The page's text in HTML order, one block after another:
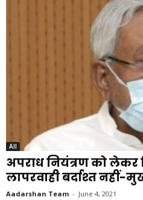
All
अपराध नियंत्रण को लेकर
लापरवाही बर्दाश्त नहीं-
Aadarshan Team - June 4, 2021